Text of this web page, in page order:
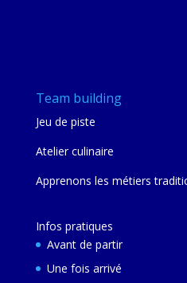
Team building
Jeu de piste
Atelier culinaire
Apprenons les métiers
Infos pratiques
Avant de partir
Une fois arrivé